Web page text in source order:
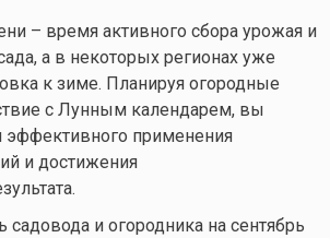
– время активного сбора урожая и
а в некоторых регионах уже
к зиме. Планируя огородные
с Лунным календарем, вы
эффективного применения
и достижения
и огородника на сентябрь